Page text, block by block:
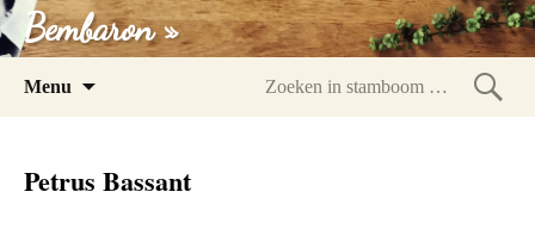
Bembaron »
Menu
Petrus Bassant